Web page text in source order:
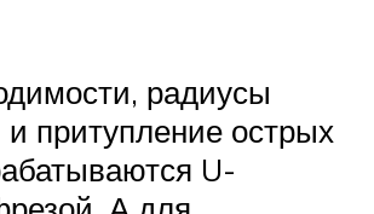
радиусы
и притупление острых
U-